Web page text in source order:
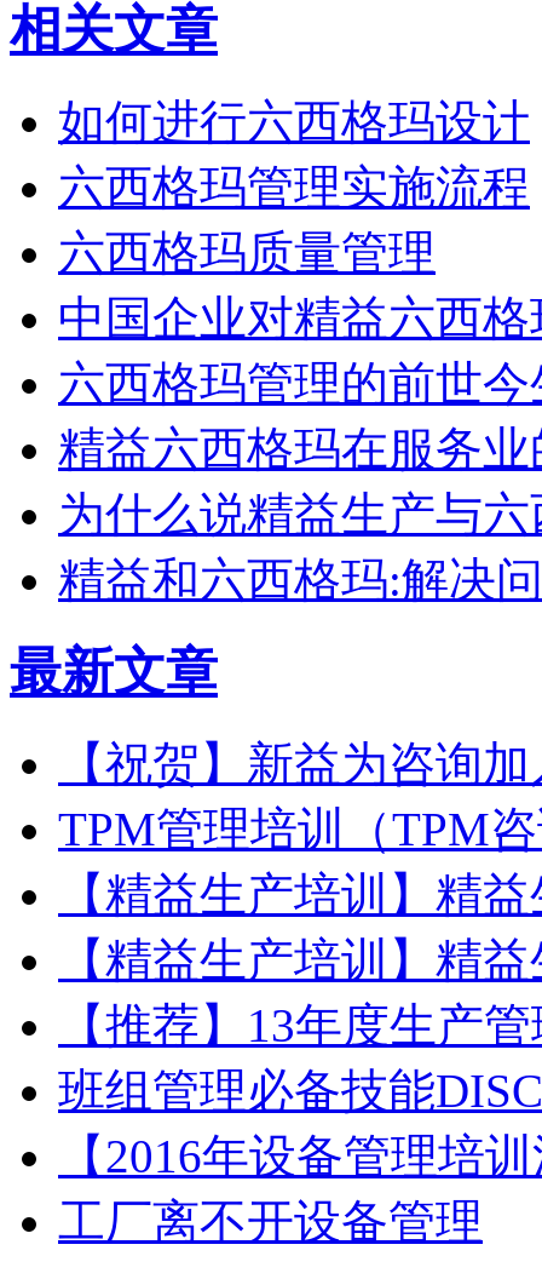
相关文章
如何进行六西格玛设计
六西格玛管理实施流程
六西格玛质量管理
中国企业对精益六西
六西格玛管理的前世今
精益六西格玛在服务
为什么说精益生产与
精益和六西格玛:解决
最新文章
【祝贺】新益为咨询
TPM管理培训（TPM
【精益生产培训】精
【精益生产培训】精
【推荐】13年度生产
班组管理必备技能DISC
【2016年设备管理培
工厂离不开设备管理